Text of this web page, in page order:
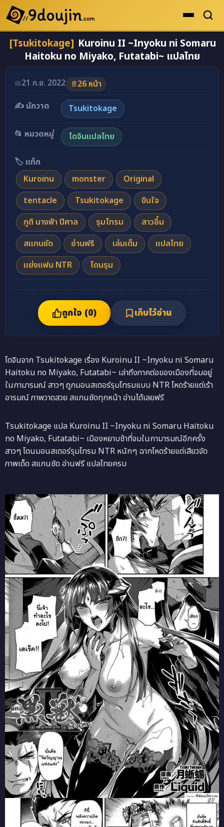
ดูเยอะสุด
คะแนนเยอะสุด
ระดับตำนาน
ยอดนิยม
เรื่องที่เก็บไว้
[Tsukitokage] Kuroinu II ~Inyoku ni Somaru
Haitoku no Miyako, Futatabi~ แปลไทย
📅21 ก.ย. 2022 📄26 หน้า
✍️ นักวาด
Tsukitokage
📂 หมวดหมู่ โดจินแปลไทย
🏷️ แท็ก
Kuroinu
monster
Original
tentacle
Tsukitokage
ขืนใจ
ภูติ นางฟ้า ปีศาล
รุมโทรม
สาวอึ๋ม
สแกนชัด
อ่านฟรี เล่มเต็ม
แปลไทย
แย่งแฟน NTR
โดนรุม
ถูกใจ (0) เก็บไว้อ่าน
โดจินจาก Tsukitokage เรื่อง Kuroinu II ~Inyoku ni Somaru
Haitoku no Miyako, Futatabi~ เล่าถึงภาคต่อของเมืองที่จมอยู่
ในกามารมณ์ สาวๆ ถูกมอนสเตอร์รุมโทรมแบบ NTR โหดร้ายแต่เร้า
อารมณ์ ภาพวาดสวย สแกนชัดทุกหน้า อ่านได้เลยฟรี
Tsukitokage แปล Kuroinu II ~Inyoku ni Somaru Haitoku
no Miyako, Futatabi~ เมืองหยาบช้าที่จมในกามารมณ์อีกครั้ง
สาวๆ โดนมอนสเตอร์รุมโทรม NTR หนักๆ ฉากโหดร้ายแต่เสียวจัด
ภาพเด็ด สแกนชัด อ่านฟรี แปลไทยครบ